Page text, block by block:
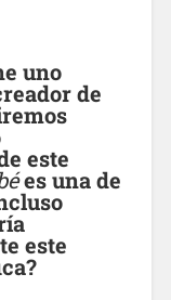
uno
de
este
es una de
este